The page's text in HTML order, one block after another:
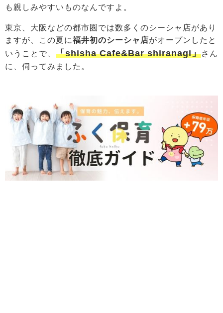
も親しみやすいものなんですよ。
東京、大阪などの都市圏では数多くのシーシャ店があり
ますが、この夏に福井初のシーシャ店がオープンしたと
いうことで、 「shisha Cafe&Bar shiranagi」さん
に、伺ってみました。